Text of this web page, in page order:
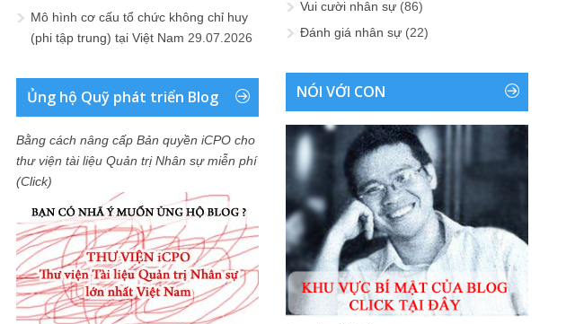
Mô hình cơ cấu tổ chức không chỉ huy
(phi tập trung) tại Việt Nam 29.07.2026
Ủng hộ Quỹ phát triển Blog
Bằng cách nâng cấp Bản quyền iCPO cho
thư viện tài liệu Quản trị Nhân sự miễn phí
(Click)
Vui cười nhân sự (86)
Đánh giá nhân sự (22)
NÓI VỚI CON